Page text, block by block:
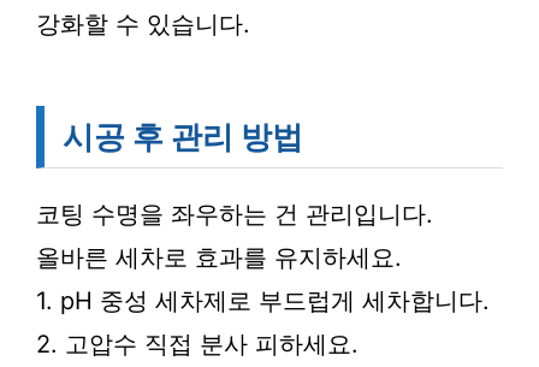
강화할 수 있습니다.
시공 후 관리 방법
코팅 수명을 좌우하는 건 관리입니다.
올바른 세차로 효과를 유지하세요.
1. pH 중성 세차제로 부드럽게 세차합니다.
2. 고압수 직접 분사 피하세요.